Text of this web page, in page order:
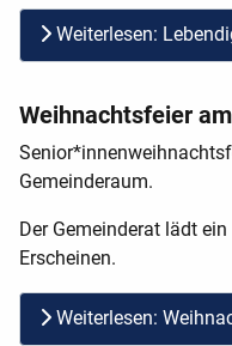
Weiterlesen:
Weihnachtsfeier
Gemeinderaum.
Der Gemeinderat lädt
Erscheinen.
Weiterlesen: